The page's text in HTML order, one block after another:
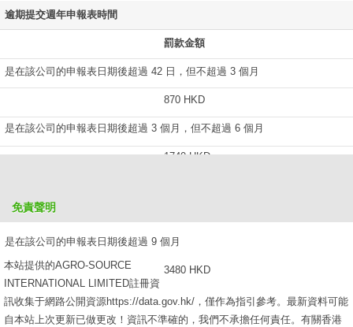
逾期提交週年申報表時間
罰款金額
是在該公司的申報表日期後超過 42 日，但不超過 3 個月
870 HKD
是在該公司的申報表日期後超過 3 個月，但不超過 6 個月
1740 HKD
是在該公司的申報表日期後超過 9 個月
3480 HKD
免責聲明
本站提供的AGRO-SOURCE
INTERNATIONAL LIMITED註冊資
訊收集于網路公開資源https://data.gov.hk/，僅作為指引參考。最新資料可能
自本站上次更新已做更改！資訊不準確的，我們不承擔任何責任。有關香港